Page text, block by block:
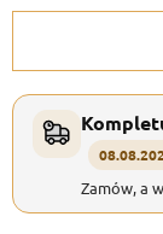
Zamów, a